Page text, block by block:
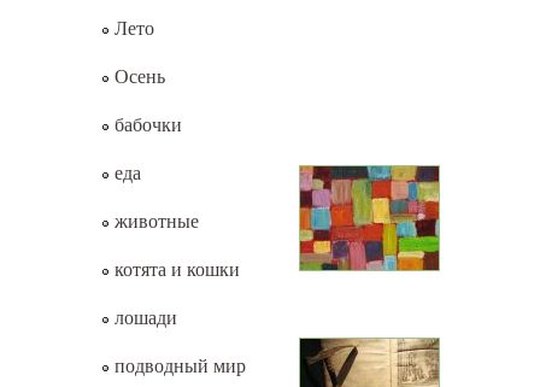
Лето
Осень
бабочки
еда
животные
котята и кошки
лошади
подводный мир